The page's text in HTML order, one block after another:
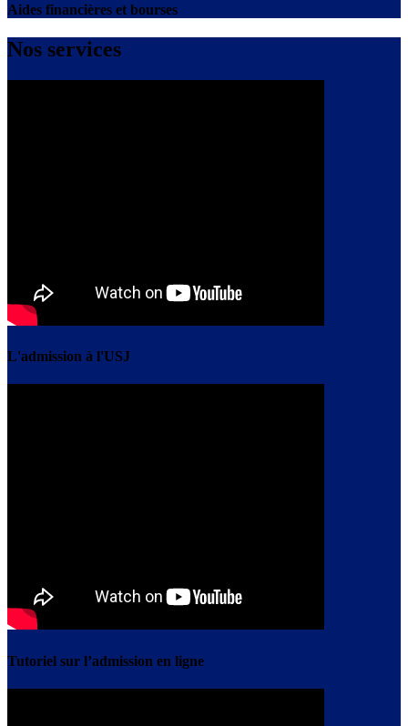
Aides financières et bourses
Nos services
L'admission à l'USJ
Tutoriel sur l’admission en ligne